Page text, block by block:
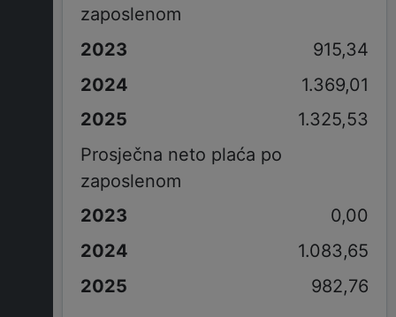
zaposlenom
915,34
1.369,01
1.325,53
Prosječna neto plaća po
zaposlenom
0,00
1.083,65
982,76